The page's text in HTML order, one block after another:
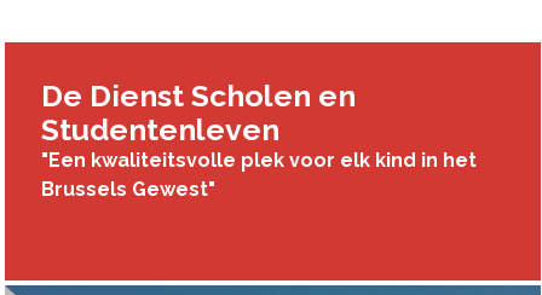
De Dienst Scholen en
Studentenleven
"Een kwaliteitsvolle plek voor elk kind in het
Brussels Gewest"